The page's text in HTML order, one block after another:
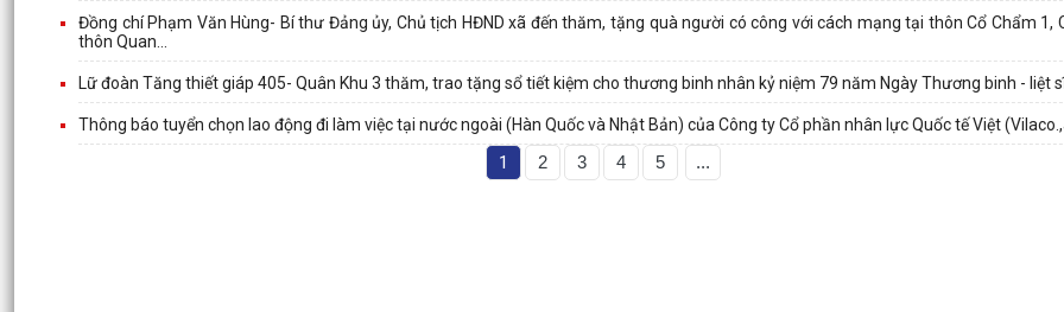
Đồng chí Phạm Văn Hùng- Bí thư Đảng ủy, Chủ tịch HĐND xã đến thăm, tặng quà người có công với cách mạng tại thôn Cổ Chẩm 1,
thôn Quan...
Lữ đoàn Tăng thiết giáp 405- Quân Khu 3 thăm, trao tặng sổ tiết kiệm cho thương binh nhân kỷ niệm 79 năm Ngày Thương binh - liệt
Thông báo tuyển chọn lao động đi làm việc tại nước ngoài (Hàn Quốc và Nhật Bản) của Công ty Cổ phần nhân lực Quốc tế Việt
1 2 3 4 5 ...